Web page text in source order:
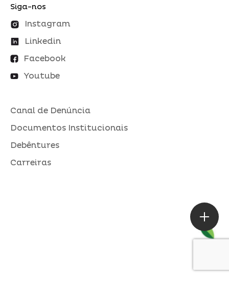
Siga-nos
Instagram
Linkedin
Facebook
Youtube
Canal de Denúncia
Documentos Institucionais
Debêntures
Carreiras